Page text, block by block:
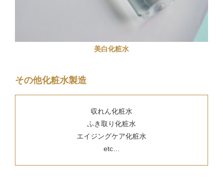
美白化粧水
その他化粧水製造
収れん化粧水
ふき取り化粧水
エイジングケア化粧水
etc…